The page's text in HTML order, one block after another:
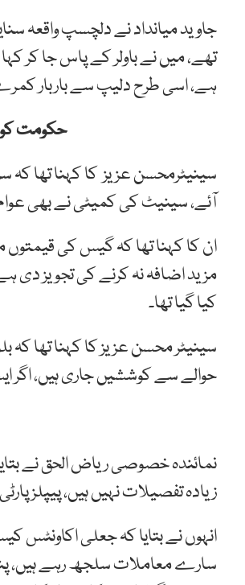
جاوید میانداد نے دلچسپ واقعہ
تھے، میں نے باولر کے پاس جا کر
ہے، اسی طرح دلیپ سے باربار کمرے
حکومت کو
سینیٹرمحسن عزیز کا کہنا تھا
آئے، سینیٹ کی کمیٹی نے بھی
ان کا کہنا تھا کہ گیس کی
مزید اضافہ نہ کرنے کی تجویز دی
کیا گیا تھا۔
سینیٹر محسن عزیز کا کہنا تھا
حوالے سے کوششیں جاری ہیں، اگر
نمائندہ خصوصی ریاض الحق نے
زیادہ تفصیلات نہیں ہیں،
انہوں نے بتایا کہ جعلی
سارے معاملات سلجھ رہے ہیں،